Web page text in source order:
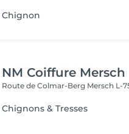
Chignon
NM Coiffure Mersch
Route de Colmar-Berg Mersch L-
Chignons & Tresses